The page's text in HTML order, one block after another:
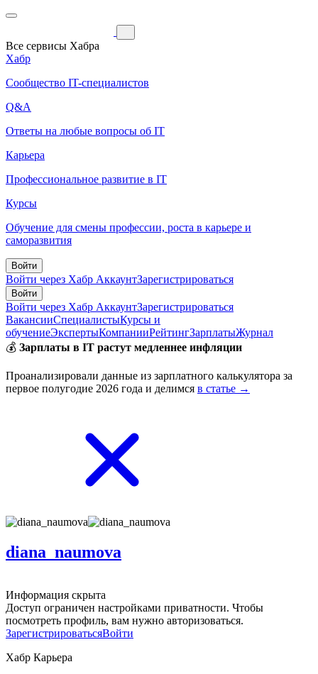
Все сервисы Хабра
Хабр
Сообщество IT-специалистов
Q&A
Ответы на любые вопросы об IT
Карьера
Профессиональное развитие в IT
Курсы
Обучение для смены профессии, роста в карьере и
саморазвития
Войти
Войти через Хабр АккаунтЗарегистрироваться
Войти
Войти через Хабр АккаунтЗарегистрироваться
ВакансииСпециалистыКурсы и
обучениеЭкспертыКомпанииРейтингЗарплатыЖурнал
💰 Зарплаты в IT растут медленнее инфляции
Проанализировали данные из зарплатного калькулятора за
первое полугодие 2026 года и делимся в статье →
diana_naumova
Информация скрыта
Доступ ограничен настройками приватности. Чтобы
посмотреть профиль, вам нужно авторизоваться.
ЗарегистрироватьсяВойти
Хабр Карьера